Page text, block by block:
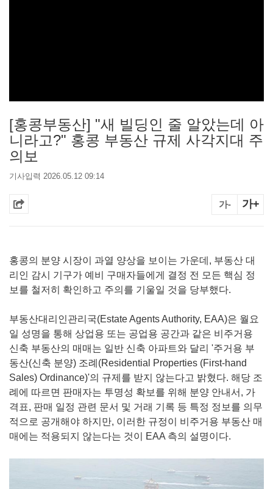
[홍콩부동산] "새 빌딩인 줄 알았는데 아
니라고?" 홍콩 부동산 규제 사각지대 주
의보
기사입력 2026.05.12 09:14
가- 가+
홍콩의 분양 시장이 과열 양상을 보이는 가운데, 부동산 대
리인 감시 기구가 예비 구매자들에게 결정 전 모든 핵심 정
보를 철저히 확인하고 주의를 기울일 것을 당부했다.
부동산대리인관리국(Estate Agents Authority, EAA)은 월요
일 성명을 통해 상업용 또는 공업용 공간과 같은 비주거용
신축 부동산의 매매는 일반 신축 아파트와 달리 '주거용 부
동산(신축 분양) 조례(Residential Properties (First-hand
Sales) Ordinance)'의 규제를 받지 않는다고 밝혔다. 해당 조
례에 따르면 판매자는 투명성 확보를 위해 분양 안내서, 가
격표, 판매 일정 관련 문서 및 거래 기록 등 특정 정보를 의무
적으로 공개해야 하지만, 이러한 규정이 비주거용 부동산 매
매에는 적용되지 않는다는 것이 EAA 측의 설명이다.